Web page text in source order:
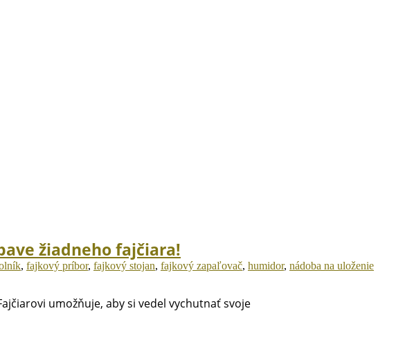
žiadneho fajčiara!
, fajkový príbor, fajkový stojan, fajkový zapaľovač, humidor, nádoba na uloženie
umožňuje, aby si vedel vychutnať svoje